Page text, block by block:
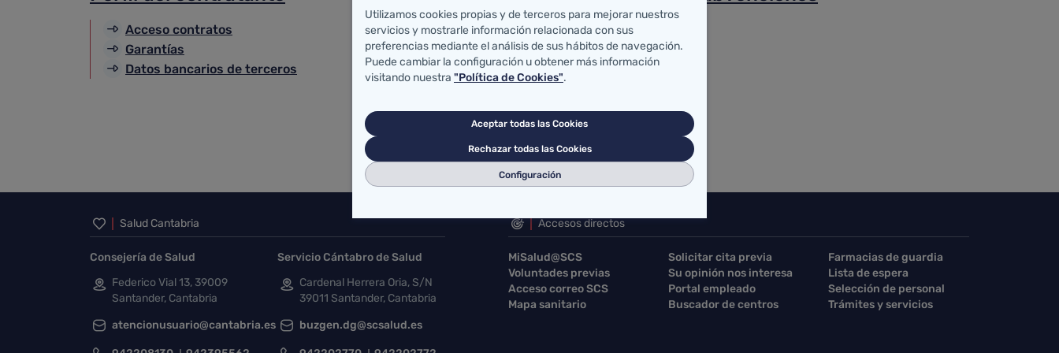
Acceso contratos
Garantías
Datos bancarios de terceros
Registro de Licitadores
012 información del Gobierno de
Cantabria
Códigos DIR3
Inicio del pie de página
Salud Cantabria
Consejería de Salud
Federico Vial 13, 39009
Santander, Cantabria
atencionusuario@cantabria.es
Servicio Cántabro de Salud
Cardenal Herrera Oria, S/N
39011 Santander, Cantabria
buzgen.dg@scsalud.es
Accesos directos
MiSalud@SCS Solicitar cita previa
Farmacias de guardia
Voluntades previas
Su opinión nos interesa
Lista de espera
Acceso correo SCS
Portal empleado
Selección de personal
Mapa sanitario
Buscador de centros Trámites y servicios
Utilizamos cookies propias y de terceros para mejorar nuestros
servicios y mostrarle información relacionada con sus
preferencias mediante el análisis de sus hábitos de navegación.
Puede cambiar la configuración u obtener más información
visitando nuestra "Política de Cookies".
Aceptar todas las Cookies
Rechazar todas las Cookies
Configuración